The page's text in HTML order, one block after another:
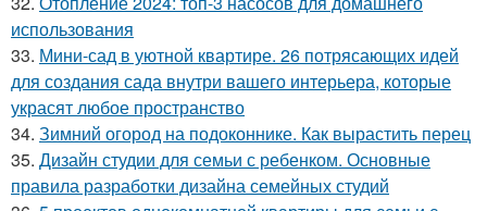
использования
33. Мини-сад в уютной квартире. 26 потрясающих идей
для создания сада внутри вашего интерьера, которые
украсят любое пространство
34. Зимний огород на подоконнике. Как вырастить перец
35. Дизайн студии для семьи с ребенком. Основные
правила разработки дизайна семейных студий